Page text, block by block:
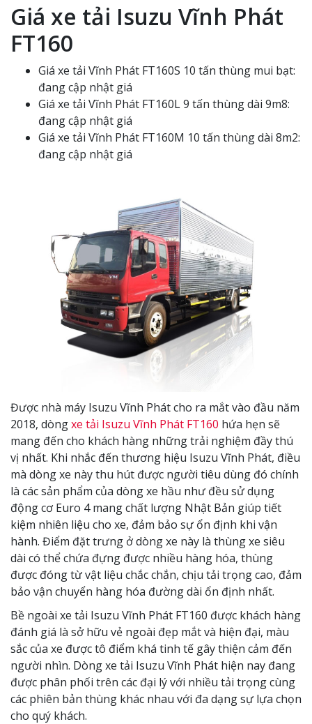
Giá xe tải Isuzu Vĩnh Phát
FT160
Giá xe tải Vĩnh Phát FT160S 10 tấn thùng mui bạt:
đang cập nhật giá
Giá xe tải Vĩnh Phát FT160L 9 tấn thùng dài 9m8:
đang cập nhật giá
Giá xe tải Vĩnh Phát FT160M 10 tấn thùng dài 8m2:
đang cập nhật giá
Được nhà máy Isuzu Vĩnh Phát cho ra mắt vào đầu năm
2018, dòngxe tải Isuzu Vĩnh Phát FT160 hứa hẹn sẽ
mang đến cho khách hàng những trải nghiệm đầy thú
vị nhất. Khi nhắc đến thương hiệu Isuzu Vĩnh Phát, điều
mà dòng xe này thu hút được người tiêu dùng đó chính
là các sản phẩm của dòng xe hầu như đều sử dụng
động cơ Euro 4 mang chất lượng Nhật Bản giúp tiết
kiệm nhiên liệu cho xe, đảm bảo sự ổn định khi vận
hành. Điểm đặt trưng ở dòng xe này là thùng xe siêu
dài có thể chứa đựng được nhiều hàng hóa, thùng
được đóng từ vật liệu chắc chắn, chịu tải trọng cao, đảm
bảo vận chuyển hàng hóa đường dài ổn định nhất.
Bề ngoài xe tải Isuzu Vĩnh Phát FT160 được khách hàng
đánh giá là sở hữu vẻ ngoài đẹp mắt và hiện đại, màu
sắc của xe được tô điểm khá tinh tế gây thiện cảm đến
người nhìn. Dòng xe tải Isuzu Vĩnh Phát hiện nay đang
được phân phối trên các đại lý với nhiều tải trọng cùng
các phiên bản thùng khác nhau với đa dạng sự lựa chọn
cho quý khách.